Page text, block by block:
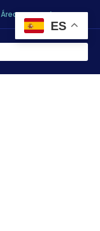
Área personal
ES